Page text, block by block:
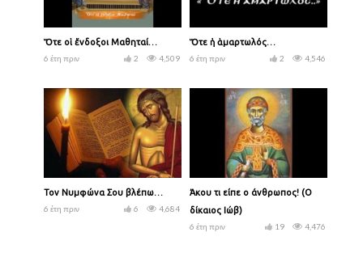
Ὅτε οἱ ἔνδοξοι Μαθηταί…
6 έτη πριν
4,509
2
Ὅτε ἡ ἁμαρτωλός…
6 έτη πριν
4,546
2
Τον Νυμφώνα Σου βλέπω…
6 έτη πριν
4,684
6
Άκου τι είπε ο άνθρωπος! (Ο
δίκαιος Ιώβ)
6 έτη πριν
4,476
19